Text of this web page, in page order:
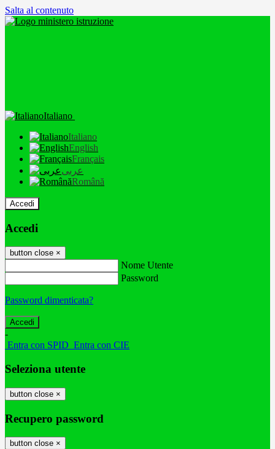
Salta al contenuto
Italiano
Italiano
English
Français
عربى
Română
Accedi
Accedi
button close ×
Nome Utente
Password
Password dimenticata?
-
Entra con SPID Entra con CIE
Seleziona utente
button close ×
Recupero password
button close ×